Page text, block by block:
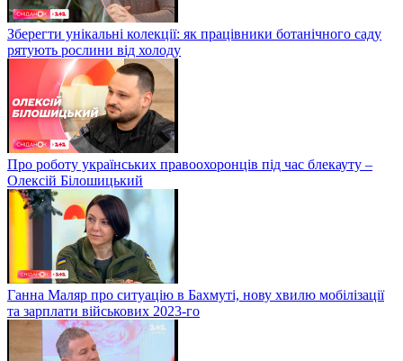
Зберегти унікальні колекції: як працівники ботанічного саду
рятують рослини від холоду
Про роботу українських правоохоронців під час блекауту –
Олексій Білошицький
Ганна Маляр про ситуацію в Бахмуті, нову хвилю мобілізації
та зарплати військових 2023-го